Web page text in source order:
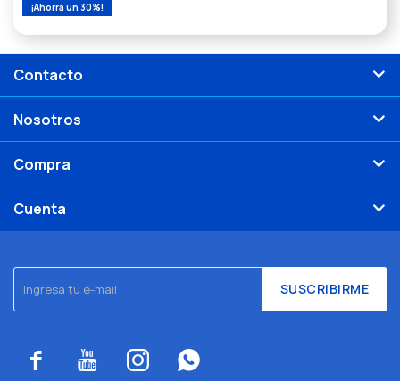
30
SUSCRIBIRME
   
Contacto
Nosotros
Compra
Cuenta